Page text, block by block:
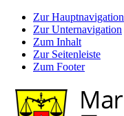
Zur Hauptnavigation
Zur Unternavigation
Zum Inhalt
Zur Seitenleiste
Zum Footer